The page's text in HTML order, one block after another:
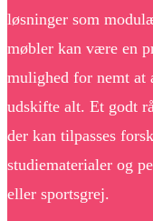
løsninger som
møbler kan være en
mulighed for nemt at
udskifte alt. Et godt
der kan tilpasses
studiematerialer og
eller sportsgrej.